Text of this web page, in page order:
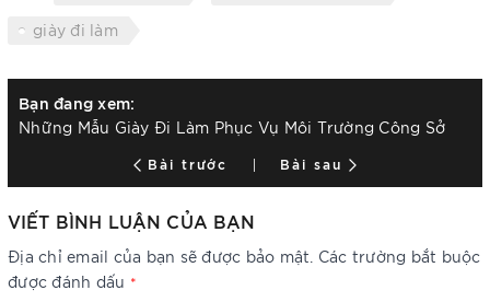
giày đi làm
Bạn đang xem:
Những Mẫu Giày Đi Làm Phục Vụ Môi Trường Công Sở
Bài trước Bài sau
VIẾT BÌNH LUẬN CỦA BẠN
Địa chỉ email của bạn sẽ được bảo mật. Các trường bắt buộc
được đánh dấu *